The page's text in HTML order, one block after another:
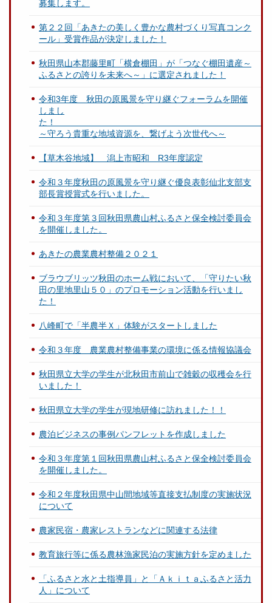
募集します。
第２２回「あきたの美しく豊かな農村づくり写真コンク
ール」受賞作品が決定しました！
秋田県山本郡藤里町「横倉棚田」が「つなぐ棚田遺産～
ふるさとの誇りを未来へ～」に選定されました！
令和3年度 秋田の原風景を守り継ぐフォーラムを開催
しまし
～守ろう貴重な地域資源を、繋げよう次世代へ～
【草木谷地域】 潟上市昭和 R3年度認定
令和３年度秋田の原風景を守り継ぐ優良表彰仙北支部支
部長賞授賞式を行いました。
令和３年度第３回秋田県農山村ふるさと保全検討委員会
を開催しました。
あきたの農業農村整備２０２１
ブラウブリッツ秋田のホーム戦において、「守りたい秋
田の里地里山５０」のプロモーション活動を行いまし
た！
八峰町で「半農半Ｘ」体験がスタートしました
令和３年度 農業農村整備事業の環境に係る情報協議会
秋田県立大学の学生が北秋田市前山で雑穀の収穫会を行
いました！
秋田県立大学の学生が現地研修に訪れました！！
農泊ビジネスの事例パンフレットを作成しました
令和３年度第１回秋田県農山村ふるさと保全検討委員会
を開催しました。
令和２年度秋田県中山間地域等直接支払制度の実施状況
について
農家民宿・農家レストランなどに関連する法律
教育旅行等に係る農林漁家民泊の実施方針を定めました
「ふるさと水と土指導員」と「Ａｋｉｔａふるさと活力
人」について